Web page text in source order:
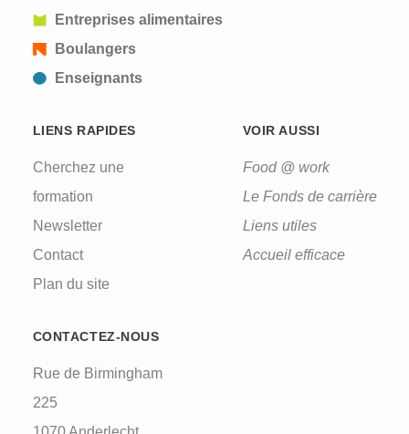
Entreprises alimentaires
Boulangers
Enseignants
LIENS RAPIDES
Cherchez une
formation
Newsletter
Contact
Plan du site
VOIR AUSSI
Food @ work
Le Fonds de carrière
Liens utiles
Accueil efficace
CONTACTEZ-NOUS
Rue de Birmingham
225